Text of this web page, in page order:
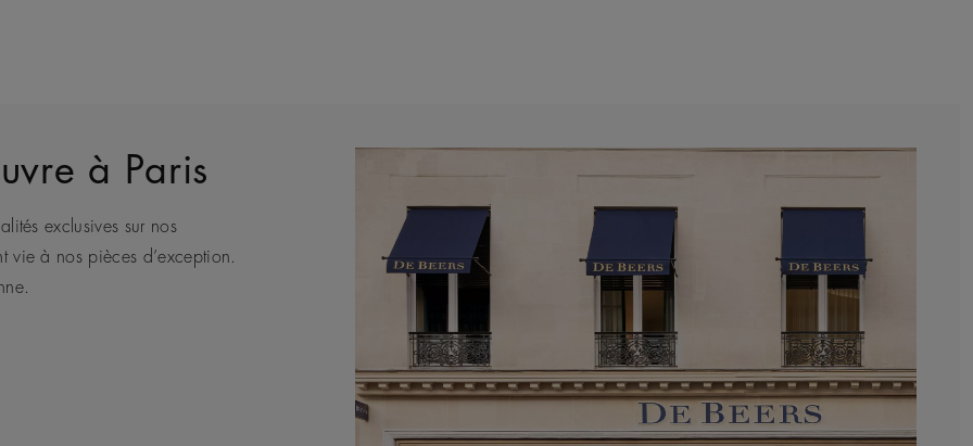
à Paris
exclusives sur nos
vie à nos pièces d’exception.
Maison de joaillerie de luxe
des conseils de nos
De Beers représente